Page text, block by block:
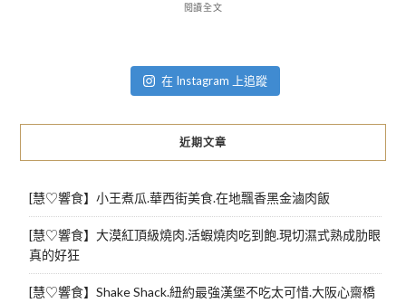
閱讀全文
在 Instagram 上追蹤
近期文章
[慧♡響食】小王煮瓜.華西街美食.在地飄香黑金滷肉飯
[慧♡響食】大漠紅頂級燒肉.活蝦燒肉吃到飽.現切濕式熟成肋眼
真的好狂
[慧♡響食】Shake Shack.紐約最強漢堡不吃太可惜.大阪心齋橋